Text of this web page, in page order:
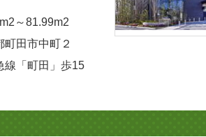
2 ～81.99m2
町田市中町２
線「町田」歩15